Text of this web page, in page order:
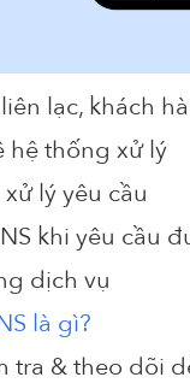
lạc, khách
hệ thống xử lý
lý yêu cầu
khi yêu cầu
dịch vụ
là gì?
tra & theo dõi